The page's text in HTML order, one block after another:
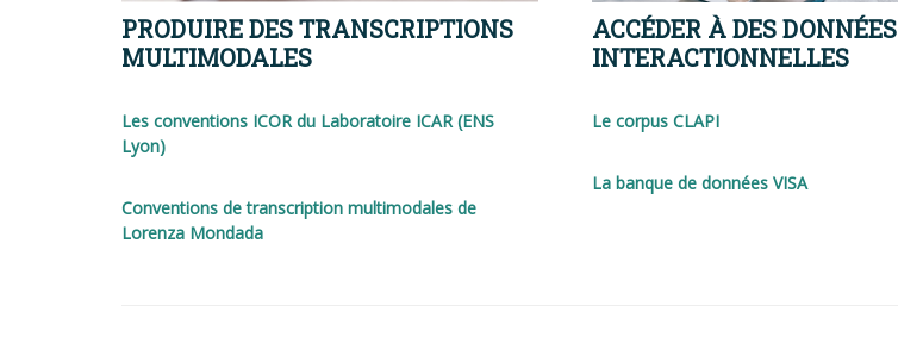
PRODUIRE DES TRANSCRIPTIONS
MULTIMODALES
Les conventions ICOR du Laboratoire ICAR (ENS
Lyon)
Conventions de transcription multimodales de
Lorenza Mondada
ACCÉDER À DES DONNÉES
INTERACTIONNELLES
Le corpus CLAPI
La banque de données VISA